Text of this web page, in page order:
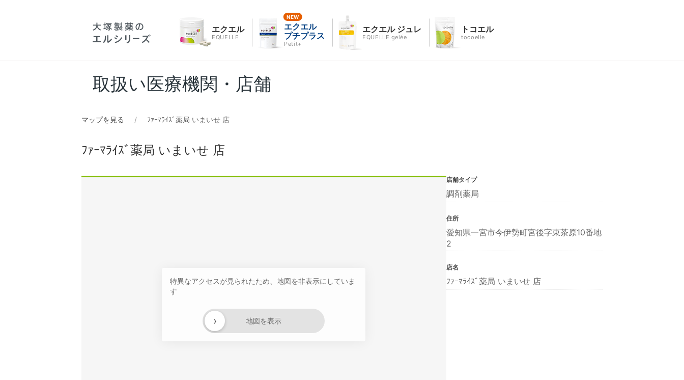
エクエル
EQUELLE
エクエル
プチプラス
Petit+
エクエル ジュレ
EQUELLE gelée
トコエル
tocoelle
取扱い医療機関・店舗
マップを見る ﾌｧｰﾏﾗｲｽﾞ薬局 いまいせ 店
ﾌｧｰﾏﾗｲｽﾞ薬局 いまいせ 店
特異なアクセスが見られたため、地図を非表示にしていま
す
地図を表示
›
店舗タイプ
調剤薬局
住所
愛知県一宮市今伊勢町宮後字東茶原10番地
2
店名
ﾌｧｰﾏﾗｲｽﾞ薬局 いまいせ 店